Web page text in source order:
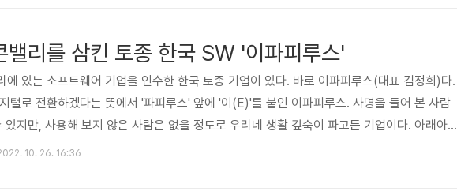
밸리를 삼킨 토종 한국 SW '이파피루스'
에 있는 소프트웨어 기업을 인수한 한국 토종 기업이 있다. 바로 이파피루스(대표 김정희)다.
털로 전환하겠다는 뜻에서 '파피루스' 앞에 '이(E)'를 붙인 이파피루스. 사명을 들어 본 사람
있지만, 사용해 보지 않은 사람은 없을 정도로 우리네 생활 깊숙이 파고든 기업이다. 아래아한
, JPG파일 등을 PDF 파일로 자유자재로 전환해 주는 것이 이파피루스의 핵심 기술력이다.
10. 26. 16:36